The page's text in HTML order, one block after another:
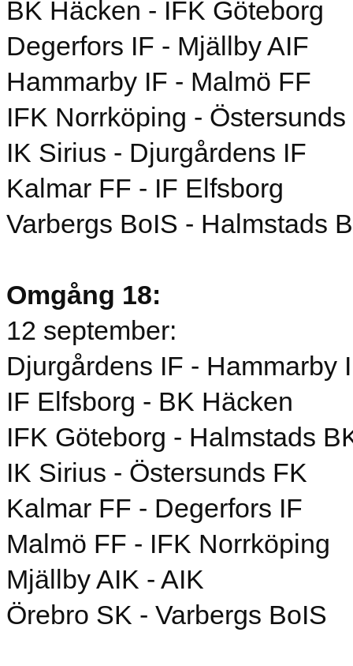
BK Häcken - IFK Göteborg
Degerfors IF - Mjällby AIF
Hammarby IF - Malmö FF
IFK Norrköping - Östersunds
IK Sirius - Djurgårdens IF
Kalmar FF - IF Elfsborg
Varbergs BoIS - Halmstads
Omgång 18:
12 september:
Djurgårdens IF - Hammarby
IF Elfsborg - BK Häcken
IFK Göteborg - Halmstads
IK Sirius - Östersunds FK
Kalmar FF - Degerfors IF
Malmö FF - IFK Norrköping
Mjällby AIK - AIK
Örebro SK - Varbergs BoIS